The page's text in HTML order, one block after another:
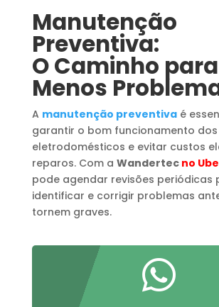
Manutenção
Preventiva:
O Caminho para
Menos
A manutenção preventivaé
garantir o bom funcionamento dos
eletrodomésticos e evitar custos
reparos. Com a Wandertec no
pode agendar revisões periódicas
identificar e corrigir problemas
tornem graves.
